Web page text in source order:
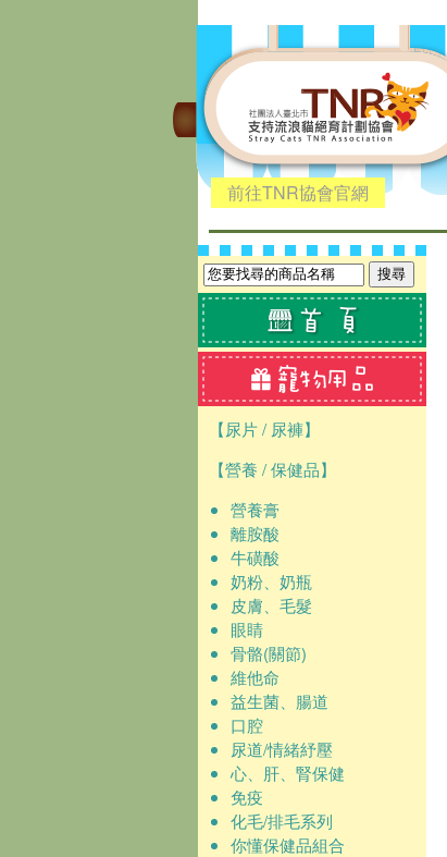
前往TNR協會官網
【尿片 / 尿褲】
【營養 / 保健品】
營養膏
離胺酸
牛磺酸
奶粉、奶瓶
皮膚、毛髮
眼睛
骨骼(關節)
維他命
益生菌、腸道
口腔
尿道/情緒紓壓
心、肝、腎保健
免疫
化毛/排毛系列
你懂保健品組合